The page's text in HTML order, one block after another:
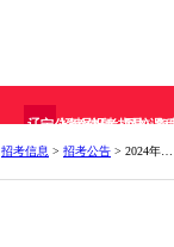
辽宁公务员
招考信息报考指导网校课备
招考信息 > 招考公告 > 2024年辽宁省公务员考试公告